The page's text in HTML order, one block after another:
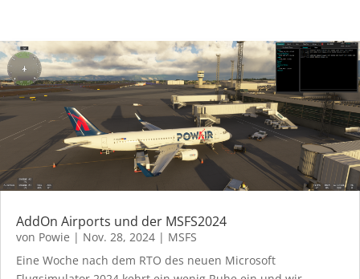
AddOn Airports und der MSFS2024
von Powie | Nov. 28, 2024 | MSFS
Eine Woche nach dem RTO des neuen Microsoft